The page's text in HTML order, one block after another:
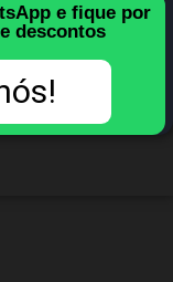
e fique por
descontos